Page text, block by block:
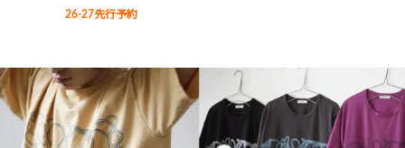
26-27先行予約